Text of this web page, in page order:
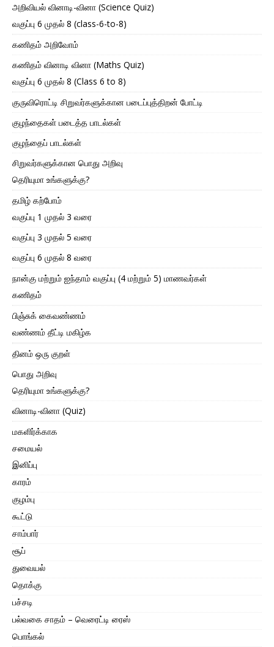
அறிவியல் வினாடி-வினா (Science Quiz)
வகுப்பு 6 முதல் 8 (class-6-to-8)
கணிதம் அறிவோம்
கணிதம் வினாடி வினா (Maths Quiz)
வகுப்பு 6 முதல் 8 (Class 6 to 8)
குருவிரொட்டி சிறுவர்களுக்கான படைப்புத்திறன் போட்டி
குழந்தைகள் படைத்த பாடல்கள்
குழந்தைப் பாடல்கள்
சிறுவர்களுக்கான பொது அறிவு
தெரியுமா உங்களுக்கு?
தமிழ் கற்போம்
வகுப்பு 1 முதல் 3 வரை
வகுப்பு 3 முதல் 5 வரை
வகுப்பு 6 முதல் 8 வரை
நான்கு மற்றும் ஐந்தாம் வகுப்பு (4 மற்றும் 5) மாணவர்கள்
கணிதம்
பிஞ்சுக் கைவண்ணம்
வண்ணம் தீட்டி மகிழ்க
தினம் ஒரு குறள்
பொது அறிவு
தெரியுமா உங்களுக்கு?
வினாடி-வினா (Quiz)
மகளிர்க்காக
சமையல்
இனிப்பு
காரம்
குழம்பு
கூட்டு
சாம்பார்
சூப்
துவையல்
தொக்கு
பச்சடி
பல்வகை சாதம் – வெரைட்டி ரைஸ்
பொங்கல்